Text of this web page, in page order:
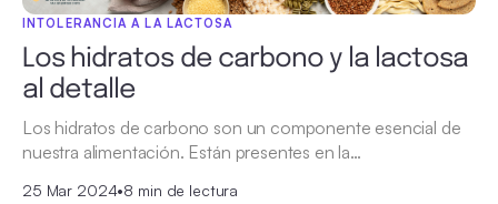
INTOLERANCIA A LA LACTOSA
Los hidratos de carbono y la lactosa
al detalle
Los hidratos de carbono son un componente esencial de
nuestra alimentación. Están presentes en la…
25 Mar 2024•8 min de lectura